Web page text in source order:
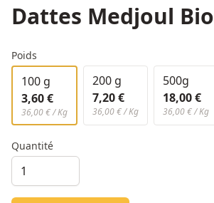
Dattes Medjoul Bio
Poids
100 g
3,60 €
36,00 € / Kg
200 g
7,20 €
36,00 € / Kg
500g
18,00 €
36,00 € / Kg
Quantité